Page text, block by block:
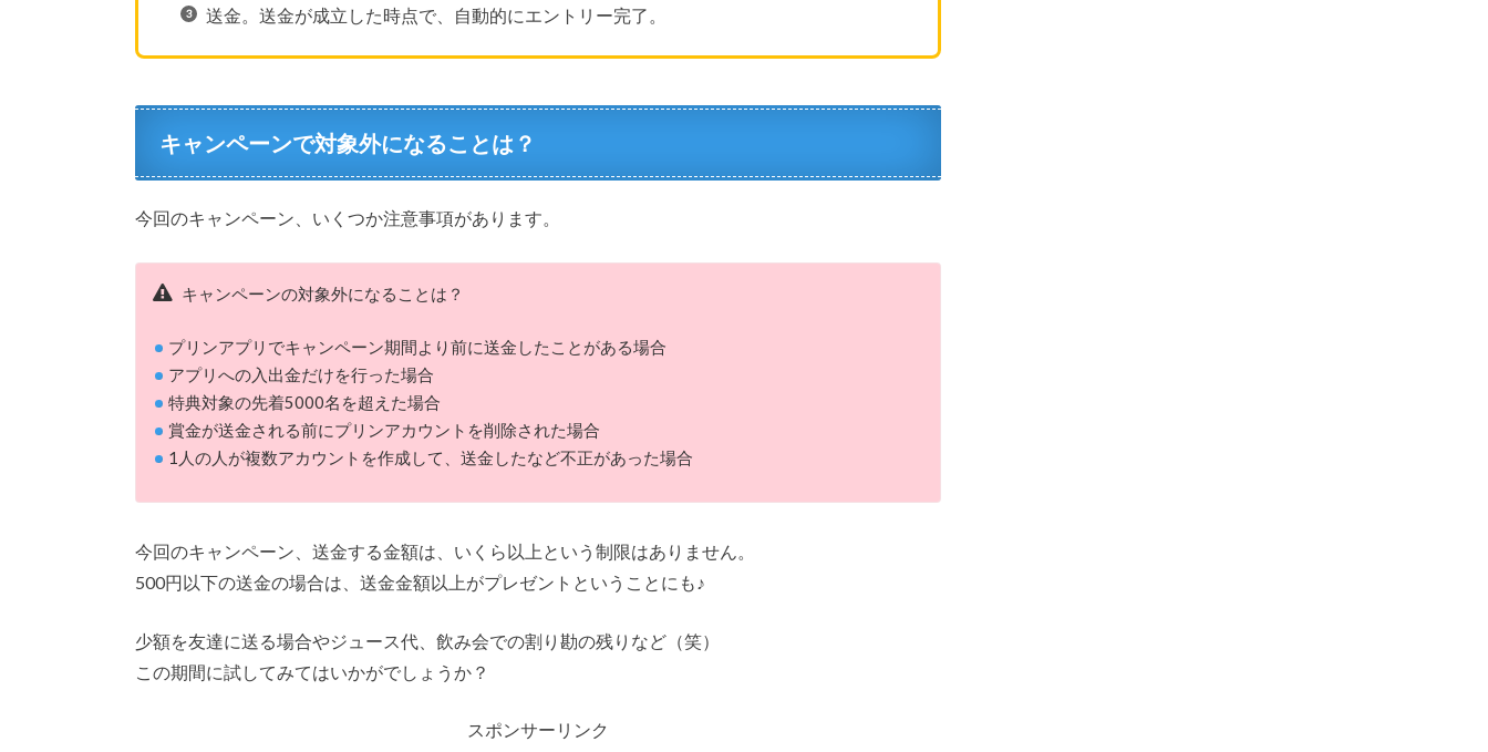
送金。送金が成立した時点で、自動的にエントリー完了。
キャンペーンで対象外になることは？
今回のキャンペーン、いくつか注意事項があります。
キャンペーンの対象外になることは？
プリンアプリでキャンペーン期間より前に送金したことがある場合
アプリへの入出金だけを行った場合
特典対象の先着5000名を超えた場合
賞金が送金される前にプリンアカウントを削除された場合
1人の人が複数アカウントを作成して、送金したなど不正があった場合
今回のキャンペーン、送金する金額は、いくら以上という制限はありません。
500円以下の送金の場合は、送金金額以上がプレゼントということにも♪
少額を友達に送る場合やジュース代、飲み会での割り勘の残りなど（笑）
この期間に試してみてはいかがでしょうか？
スポンサーリンク